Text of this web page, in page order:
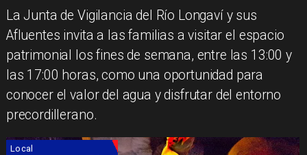
La Junta de Vigilancia del Río Longaví y sus
Afluentes invita a las familias a visitar el espacio
patrimonial los fines de semana, entre las 13:00 y
las 17:00 horas, como una oportunidad para
conocer el valor del agua y disfrutar del entorno
precordillerano. ​
Local